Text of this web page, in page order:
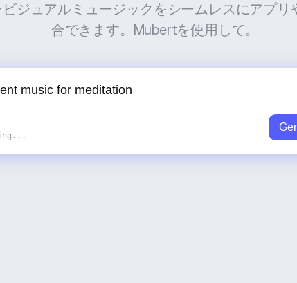
ジュアルミュージックをシームレスにアプリ
合できます。Mubertを使用して。